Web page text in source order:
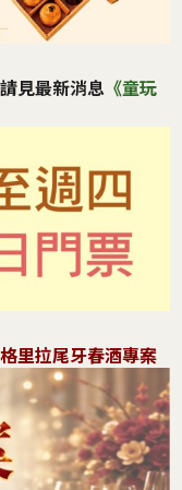
見最新消息 《童玩
里拉尾牙春酒專案